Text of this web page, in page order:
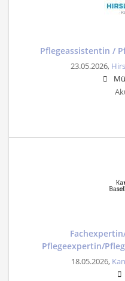
Pflegeassistentin /
23.05.2026,
Pflegeexpertin/
18.05.2026,